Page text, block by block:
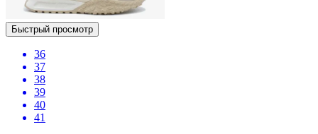
Быстрый просмотр
36
37
38
39
40
41